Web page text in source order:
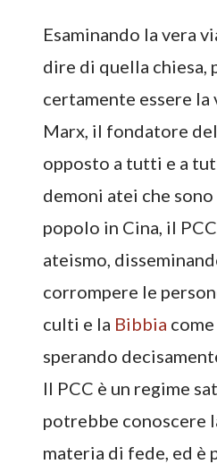
Esaminando la vera
dire di quella chiesa,
certamente essere
Marx, il fondatore
opposto a tutti e a
demoni atei che
popolo in Cina, il
ateismo,
corrompere le
culti e la Bibbia
sperando
Il PCC è un regime
potrebbe conoscere
materia di fede, ed è